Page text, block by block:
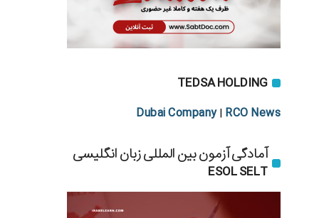
TEDSA HOLDING
Dubai Company| RCO News
آمادگی آزمون بین المللی زبان انگلیسی
ESOL SELT